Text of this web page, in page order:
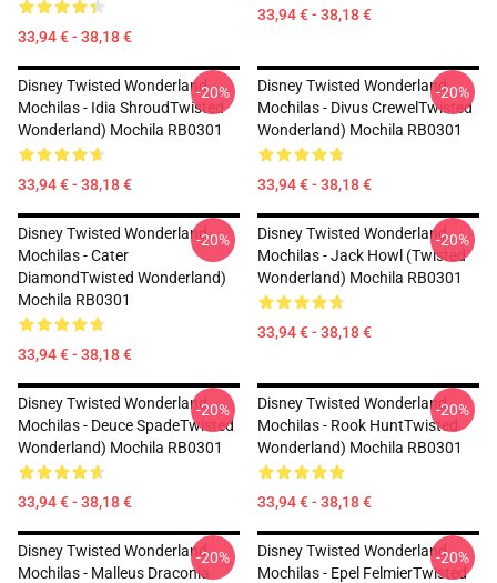
33,94 € - 38,18 €
33,94 € - 38,18 €
Disney Twisted Wonderland
Mochilas - Idia ShroudTwisted
Wonderland) Mochila RB0301
33,94 € - 38,18 €
-20%
Disney Twisted Wonderland
Mochilas - Divus CrewelTwisted
Wonderland) Mochila RB0301
33,94 € - 38,18 €
-20%
Disney Twisted Wonderland
Mochilas - Cater
DiamondTwisted Wonderland)
Mochila RB0301
33,94 € - 38,18 €
-20%
Disney Twisted Wonderland
Mochilas - Jack Howl (Twisted
Wonderland) Mochila RB0301
33,94 € - 38,18 €
-20%
Disney Twisted Wonderland
Mochilas - Deuce SpadeTwisted
Wonderland) Mochila RB0301
33,94 € - 38,18 €
-20%
Disney Twisted Wonderland
Mochilas - Rook HuntTwisted
Wonderland) Mochila RB0301
33,94 € - 38,18 €
-20%
Disney Twisted Wonderland
Mochilas - Malleus Draconia
-20%
Disney Twisted Wonderland
Mochilas - Epel FelmierTwisted
-20%